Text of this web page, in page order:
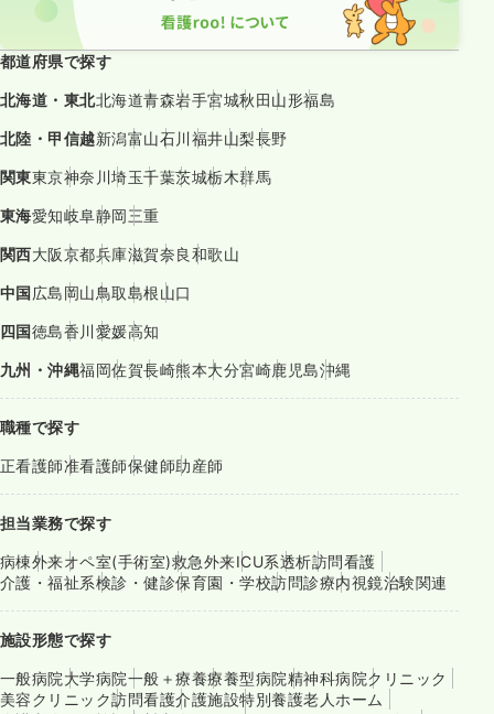
都道府県で探す
北海道・東北北海道青森岩手宮城秋田山形福島
北陸・甲信越新潟富山石川福井山梨長野
関東東京神奈川埼玉千葉茨城栃木群馬
東海愛知岐阜静岡三重
関西大阪京都兵庫滋賀奈良和歌山
中国広島岡山鳥取島根山口
四国徳島香川愛媛高知
九州・沖縄福岡佐賀長崎熊本大分宮崎鹿児島沖縄
職種で探す
正看護師准看護師保健師助産師
担当業務で探す
病棟外来オペ室(手術室)救急外来ICU系透析訪問看護
介護・福祉系検診・健診保育園・学校訪問診療内視鏡治験関連
施設形態で探す
一般病院大学病院一般＋療養療養型病院精神科病院クリニック
美容クリニック訪問看護介護施設特別養護老人ホーム